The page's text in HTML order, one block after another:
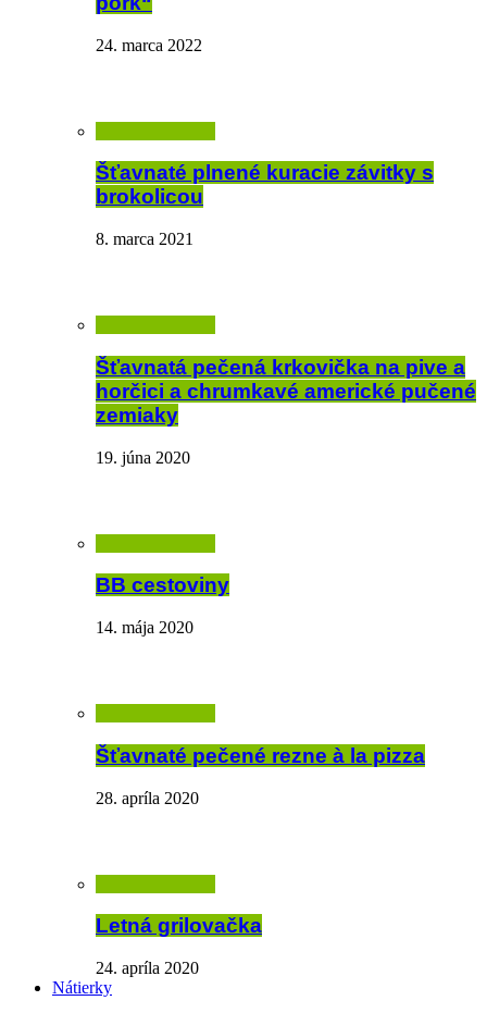
24. marca 2022
Šťavnaté plnené kuracie závitky s
brokolicou
8. marca 2021
Šťavnatá pečená krkovička na pive a
horčici a chrumkavé americké pučené
zemiaky
19. júna 2020
BB cestoviny
14. mája 2020
Šťavnaté pečené rezne à la pizza
28. apríla 2020
Letná grilovačka
24. apríla 2020
Nátierky